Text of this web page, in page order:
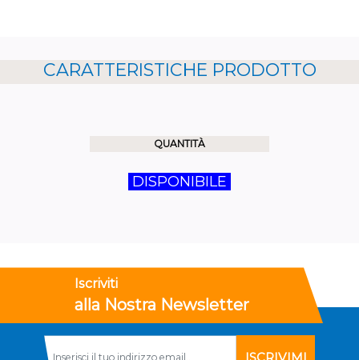
CARATTERISTICHE PRODOTTO
QUANTITÀ
DISPONIBILE
Iscriviti
alla Nostra Newsletter